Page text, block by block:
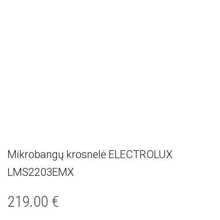
Mikrobangų krosnelė ELECTROLUX
LMS2203EMX
219.00 €